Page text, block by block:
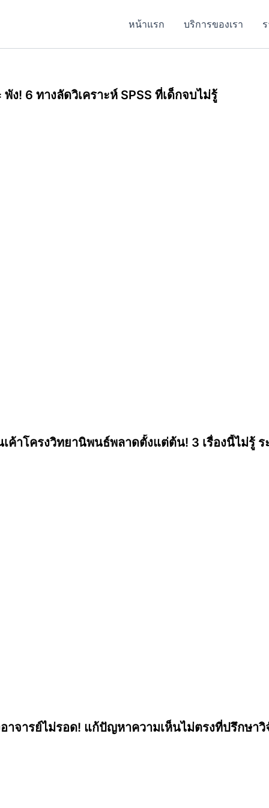
หน้าแรก บริการของเรา
พัง! 6 ทางลัดวิเคราะห์ SPSS ที่เด็กจบไม่รู้
เค้าโครงวิทยานิพนธ์พลาดตั้งแต่ต้น! 3 เรื่องนี้ไม่รู้ ร
อาจารย์ไม่รอด! แก้ปัญหาความเห็นไม่ตรงที่ปรึกษาวิ